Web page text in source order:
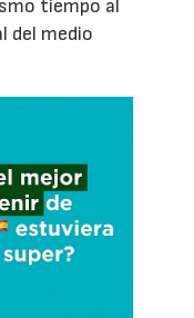
tiempo al
del medio